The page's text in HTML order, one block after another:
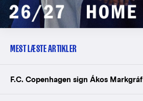
MEST LÆSTE ARTIKLER
F.C. Copenhagen sign Ákos Markgráf